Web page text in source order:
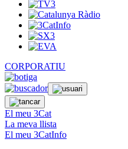
CORPORATIU
El meu 3Cat
La meva llista
El meu 3CatInfo